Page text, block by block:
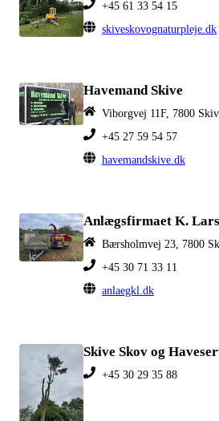
+45 61 33 54 15
skiveskovognaturpleje.dk
Havemand Skive
Viborgvej 11F, 7800
+45 27 59 54 57
havemandskive.dk
Anlægsfirmaet K.
Bærsholmvej 23, 7800
+45 30 71 33 11
anlaegkl.dk
Skive Skov og
+45 30 29 35 88